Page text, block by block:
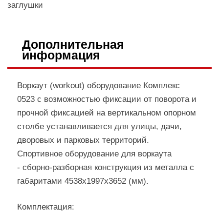
заглушки
Дополнительная
информация
Воркаут (workout) оборудование Комплекс
0523 с возможностью фиксации от поворота и
прочной фиксацией на вертикальном опорном
столбе устанавливается для улицы, дачи,
дворовых и парковых территорий.
Cпортивное оборудование для воркаута
- сборно-разборная конструкция из металла с
габаритами 4538х1997х3652 (мм).
Комплектация: